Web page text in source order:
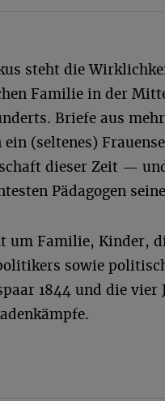
steht die
Familie in der
Briefe aus
(seltenes)
dieser Zeit —
Pädagogen
um Familie, Kinder,
sowie
1844 und die vier